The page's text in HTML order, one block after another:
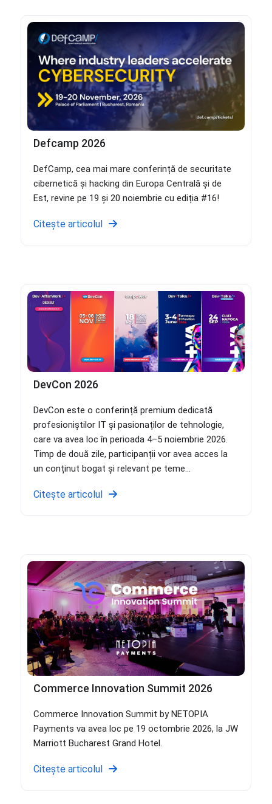
Defcamp 2026
DefCamp, cea mai mare conferință de securitate
cibernetică și hacking din Europa Centrală și de
Est, revine pe 19 și 20 noiembrie cu ediția #16!
Citește articolul
DevCon 2026
DevCon este o conferință premium dedicată
profesioniștilor IT și pasionaților de tehnologie,
care va avea loc în perioada 4–5 noiembrie 2026.
Timp de două zile, participanții vor avea acces la
un conținut bogat și relevant pe teme...
Citește articolul
Commerce Innovation Summit 2026
Commerce Innovation Summit by NETOPIA
Payments va avea loc pe 19 octombrie 2026, la JW
Marriott Bucharest Grand Hotel.
Citește articolul